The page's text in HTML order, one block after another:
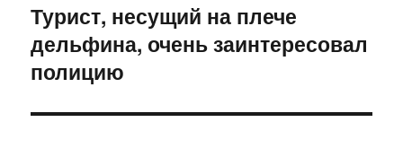
Следующая
запись:
Турист, несущий на плече
дельфина, очень заинтересовал
полицию